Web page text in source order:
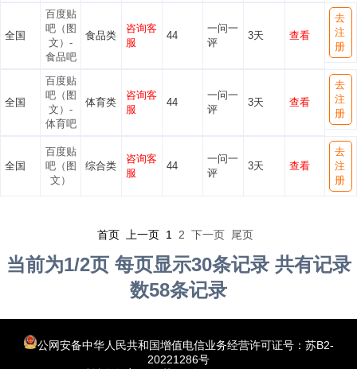
全国
百度贴
吧（图
文）-
食品吧
食品类
咨询客
服
44
一问一
评
3天 查看
去
注
册
全国
百度贴
吧（图
文）-
体育吧
体育类
咨询客
服
44
一问一
评
3天 查看
去
注
册
全国
百度贴
吧（图
文）
综合类
咨询客
服
44
一问一
评
3天 查看
去
注
册
首页 上一页 1 2 下一页 尾页
当前为1/2页 每页显示30条记录 共有记录
数58条记录
公网安备中华人民共和国增值电信业务经营许可证号：苏B2-
20221286号